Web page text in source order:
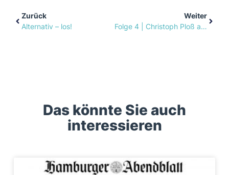
Zurück
Alternativ – los!
Weiter
Folge 4 | Christoph Ploß auf einen Espresso mit…
Das könnte Sie auch
interessieren